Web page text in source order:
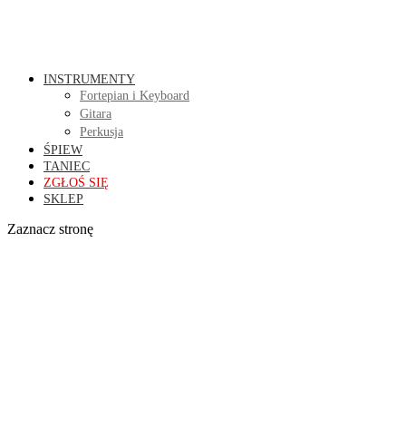
INSTRUMENTY
Fortepian i Keyboard
Gitara
Perkusja
ŚPIEW
TANIEC
ZGŁOŚ SIĘ
SKLEP
Zaznacz stronę